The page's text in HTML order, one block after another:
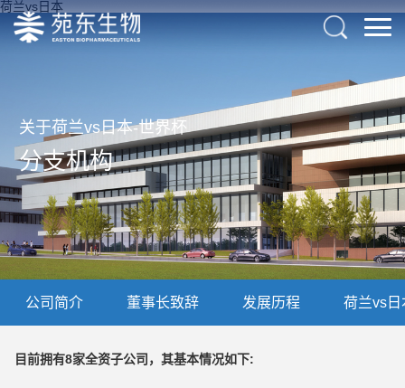
荷兰vs日本
关于荷兰vs日本-世界杯
分支机构
公司简介 董事长致辞 发展历程 荷兰vs日
目前拥有8家全资子公司，其基本情况如下: